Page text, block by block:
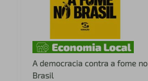
A democracia contra a fome no
Brasil